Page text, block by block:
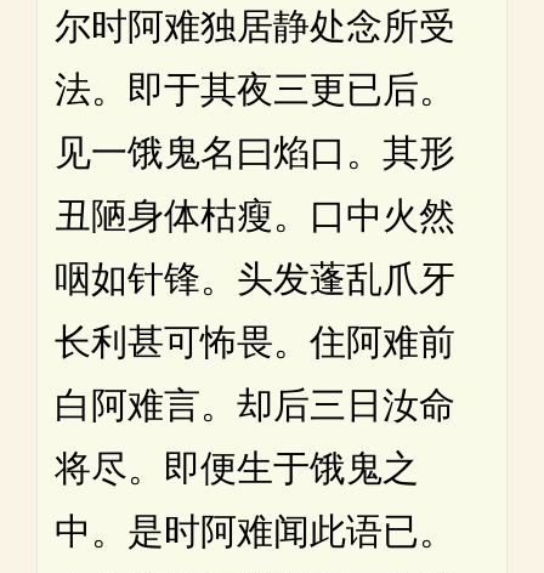
尔时阿难独居静处念所受
法。即于其夜三更已后。
见一饿鬼名曰焰口。其形
丑陋身体枯瘦。口中火然
咽如针锋。头发蓬乱爪牙
长利甚可怖畏。住阿难前
白阿难言。却后三日汝命
将尽。即便生于饿鬼之
中。是时阿难闻此语已。